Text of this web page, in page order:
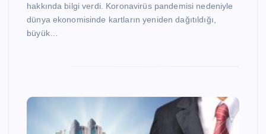
hakkında bilgi verdi. Koronavirüs pandemisi nedeniyle
dünya ekonomisinde kartların yeniden dağıtıldığı,
büyük…